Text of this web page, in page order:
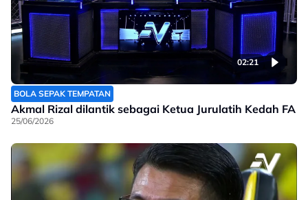
02:21
BOLA SEPAK TEMPATAN
Akmal Rizal dilantik sebagai Ketua Jurulatih Kedah FA
25/06/2026